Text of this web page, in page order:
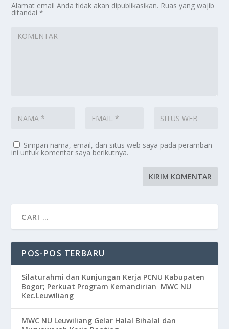
Alamat email Anda tidak akan dipublikasikan. Ruas yang wajib
ditandai*
Simpan nama, email, dan situs web saya pada peramban
ini untuk komentar saya berikutnya.
POS-POS TERBARU
Silaturahmi dan Kunjungan Kerja PCNU Kabupaten
Bogor; Perkuat Program Kemandirian MWC NU
Kec.Leuwiliang
MWC NU Leuwiliang Gelar Halal Bihalal dan